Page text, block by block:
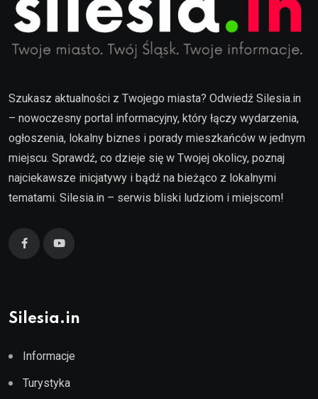
Szukasz aktualności z Twojego miasta? Odwiedź Silesia.in
– nowoczesny portal informacyjny, który łączy wydarzenia,
ogłoszenia, lokalny biznes i porady mieszkańców w jednym
miejscu. Sprawdź, co dzieje się w Twojej okolicy, poznaj
najciekawsze inicjatywy i bądź na bieżąco z lokalnymi
tematami. Silesia.in – serwis bliski ludziom i miejscom!
Silesia.in
Informacje
Turystyka